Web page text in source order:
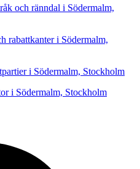
och ränndal i Södermalm,
rabattkanter i Södermalm,
i Södermalm, Stockholm
i Södermalm, Stockholm